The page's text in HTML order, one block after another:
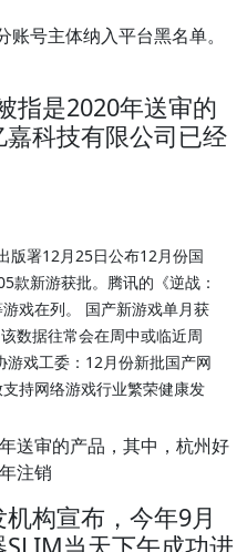
号主体纳入平台黑名单。
指是2020年送审的
科技有限公司已经
版署12月25日公布12月份国
款新游获批。腾讯的《逆战：
戏在列。 国产新游戏单月获
数据往常会在周中或临近周
戏工委：12月份新批国产网
持网络游戏行业繁荣健康发
送审的产品，其中，杭州好
注销
构宣布，今年9月